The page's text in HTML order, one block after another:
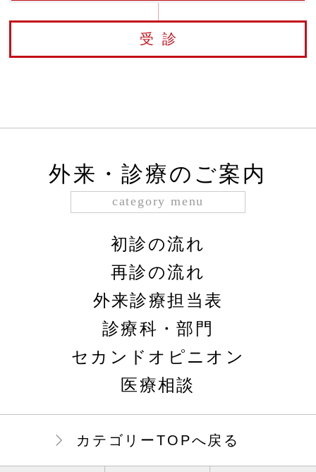
受診
外来・診療のご案内
category menu
初診の流れ
再診の流れ
外来診療担当表
診療科・部門
セカンドオピニオン
医療相談
カテゴリーTOPへ戻る